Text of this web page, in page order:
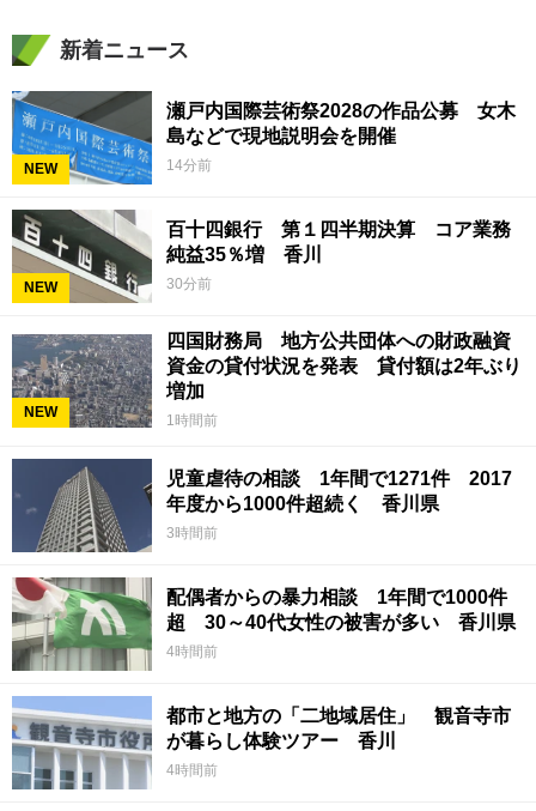
新着ニュース
NEW
瀬戸内国際芸術祭2028の作品公募 女木
島などで現地説明会を開催
14分前
NEW
百十四銀行 第１四半期決算 コア業務
純益35％増 香川
30分前
NEW
四国財務局 地方公共団体への財政融資
資金の貸付状況を発表 貸付額は2年ぶり
増加
1時間前
児童虐待の相談 1年間で1271件 2017
年度から1000件超続く 香川県
3時間前
配偶者からの暴力相談 1年間で1000件
超 30～40代女性の被害が多い 香川県
4時間前
都市と地方の「二地域居住」 観音寺市
が暮らし体験ツアー 香川
4時間前